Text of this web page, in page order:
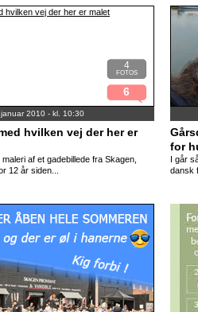
2010 - kl. 10:30
6
4
FOTOS
hvilken vej der her er
af et gadebillede fra Skagen,
12 år siden...
for
I går
dansk